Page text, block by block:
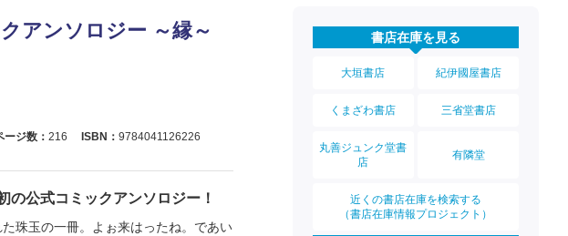
アンソロジー ～縁～
ージ数： 216 ISBN： 9784041126226
の公式コミックアンソロジー！
珠玉の一冊。よぉ来はったね。であい
書店在庫を見る
大垣書店 紀伊國屋書店
くまざわ書店 三省堂書店
丸善ジュンク堂書
店
有隣堂
近くの書店在庫を検索する
（書店在庫情報プロジェクト）